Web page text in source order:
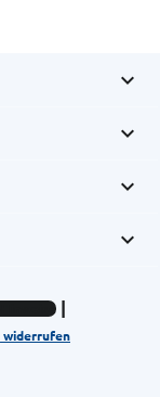
widerrufen